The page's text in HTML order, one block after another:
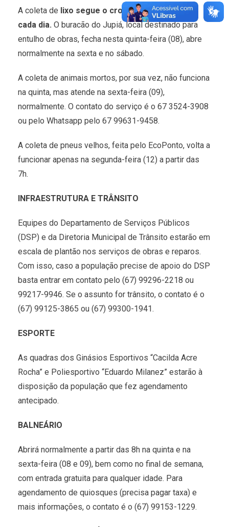
A coleta de lixo segue o cronograma normal de
cada dia. O buracão do Jupiá, local destinado para
entulho de obras, fecha nesta quinta-feira (08), abre
normalmente na sexta e no sábado.
A coleta de animais mortos, por sua vez, não funciona
na quinta, mas atende na sexta-feira (09),
normalmente. O contato do serviço é o 67 3524-3908
ou pelo Whatsapp pelo 67 99631-9458.
A coleta de pneus velhos, feita pelo EcoPonto, volta a
funcionar apenas na segunda-feira (12) a partir das
7h.
INFRAESTRUTURA E TRÂNSITO
Equipes do Departamento de Serviços Públicos
(DSP) e da Diretoria Municipal de Trânsito estarão em
escala de plantão nos serviços de obras e reparos.
Com isso, caso a população precise de apoio do DSP
basta entrar em contato pelo (67) 99296-2218 ou
99217-9946. Se o assunto for trânsito, o contato é o
(67) 99125-3865 ou (67) 99300-1941.
ESPORTE
As quadras dos Ginásios Esportivos “Cacilda Acre
Rocha” e Poliesportivo “Eduardo Milanez” estarão à
disposição da população que fez agendamento
antecipado.
BALNEÁRIO
Abrirá normalmente a partir das 8h na quinta e na
sexta-feira (08 e 09), bem como no final de semana,
com entrada gratuita para qualquer idade. Para
agendamento de quiosques (precisa pagar taxa) e
mais informações, o contato é o (67) 99153-1229.